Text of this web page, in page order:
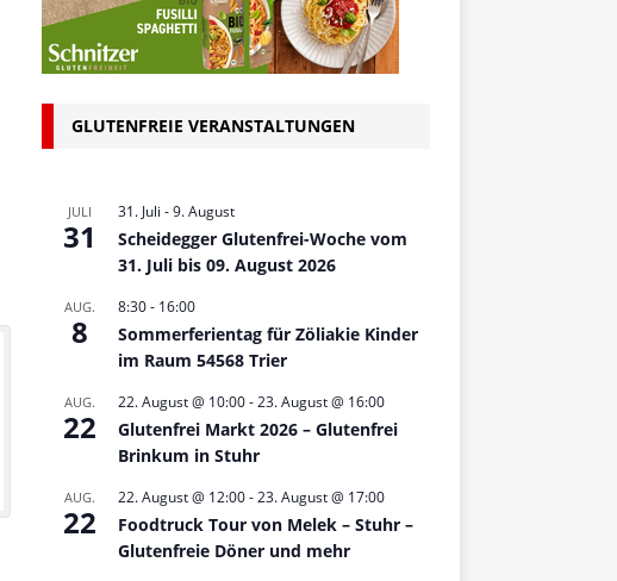
GLUTENFREIE VERANSTALTUNGEN
JULI
31
31. Juli -9. August
Scheidegger Glutenfrei-Woche vom
31. Juli bis 09. August 2026
AUG.
8
8:30- 16:00
Sommerferientag für Zöliakie Kinder
im Raum 54568 Trier
AUG.
22
22. August @ 10:00-23. August @ 16:00
Glutenfrei Markt 2026 – Glutenfrei
Brinkum in Stuhr
AUG.
22
22. August @ 12:00-23. August @ 17:00
Foodtruck Tour von Melek – Stuhr –
Glutenfreie Döner und mehr